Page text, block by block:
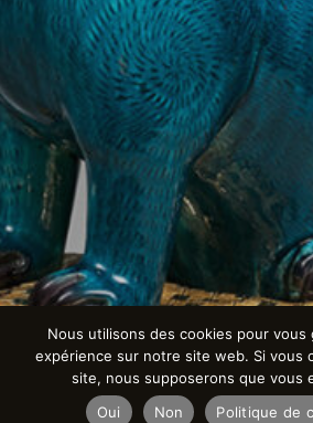
Nous utilisons des cookies pour vous
expérience sur notre site web. Si vous
site, nous supposerons que vous
Oui
Non Politique de